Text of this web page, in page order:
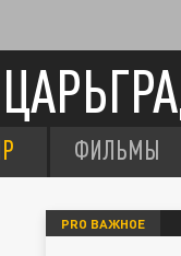
ФИЛЬМЫ
PRO ВАЖНОЕ